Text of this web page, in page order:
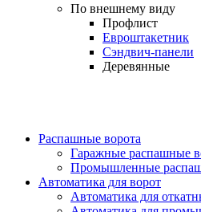
По внешнему виду
Профлист
Евроштакетник
Сэндвич-панели
Деревянные
Распашные ворота
Гаражные распашные
Промышленные
Автоматика для ворот
Автоматика для